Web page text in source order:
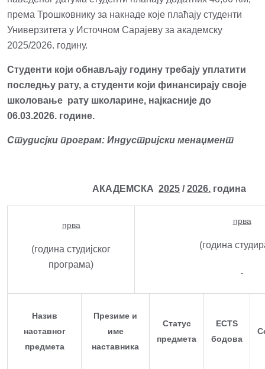
према Трошковнику за накнаде које плаћају студенти
Универзитета у Источном Сарајеву за академску
2025/2026. годину.
Студенти који обнављају годину требају уплатити
последњу рату, а студенти који финансирају своје
школовање рату школарине, најкасније до
06.03.2026. године.
Студисјки програм: Индустријски менаџмент
АКАДЕМСКА 2025 /2026. година
прва
(година студијског
програма)
прва
(година
Назив
наставног
предмета
Презиме и
име
наставника
Статус
предмета
ECTS
бодова